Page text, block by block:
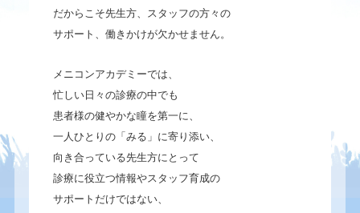
だからこそ先生方、スタッフの方々の
サポート、働きかけが欠かせません。
メニコンアカデミーでは、
忙しい日々の診療の中でも
患者様の健やかな瞳を第一に、
一人ひとりの「みる」に寄り添い、
向き合っている先生方にとって
診療に役立つ情報やスタッフ育成の
サポートだけではない、